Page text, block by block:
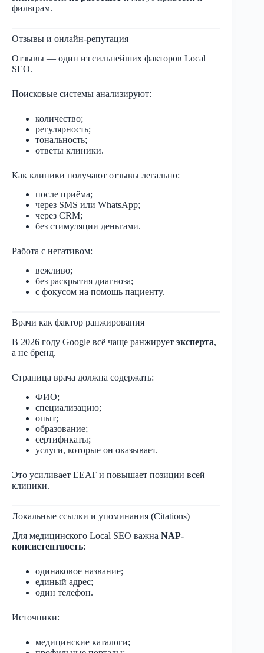
фильтрам.
Отзывы и онлайн-репутация
Отзывы — один из сильнейших факторов Local
SEO.
Поисковые системы анализируют:
количество;
регулярность;
тональность;
ответы клиники.
Как клиники получают отзывы легально:
после приёма;
через SMS или WhatsApp;
через CRM;
без стимуляции деньгами.
Работа с негативом:
вежливо;
без раскрытия диагноза;
с фокусом на помощь пациенту.
Врачи как фактор ранжирования
В 2026 году Google всё чаще ранжирует эксперта,
а не бренд.
Страница врача должна содержать:
ФИО;
специализацию;
опыт;
образование;
сертификаты;
услуги, которые он оказывает.
Это усиливает EEAT и повышает позиции всей
клиники.
Локальные ссылки и упоминания (Citations)
Для медицинского Local SEO важна NAP-
консистентность:
одинаковое название;
единый адрес;
один телефон.
Источники:
медицинские каталоги;